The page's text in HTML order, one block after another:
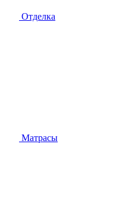
Отделка
Матрасы